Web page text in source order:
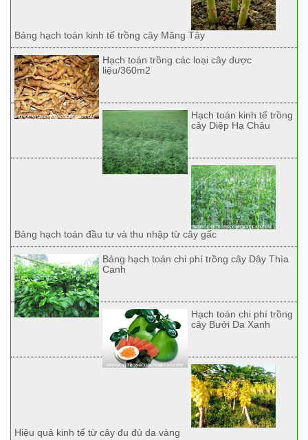
Bảng hạch toán kinh tế trồng cây Măng Tây
Hạch toán trồng các loại cây dược
liệu/360m2
Hạch toán kinh tế trồng
cây Diệp Hạ Châu
Bảng hạch toán đầu tư và thu nhập từ cây gấc
Bảng hạch toán chi phí trồng cây Dây Thìa
Canh
Hạch toán chi phí trồng
cây Bưởi Da Xanh
Hiệu quả kinh tế từ cây đu đủ da vàng